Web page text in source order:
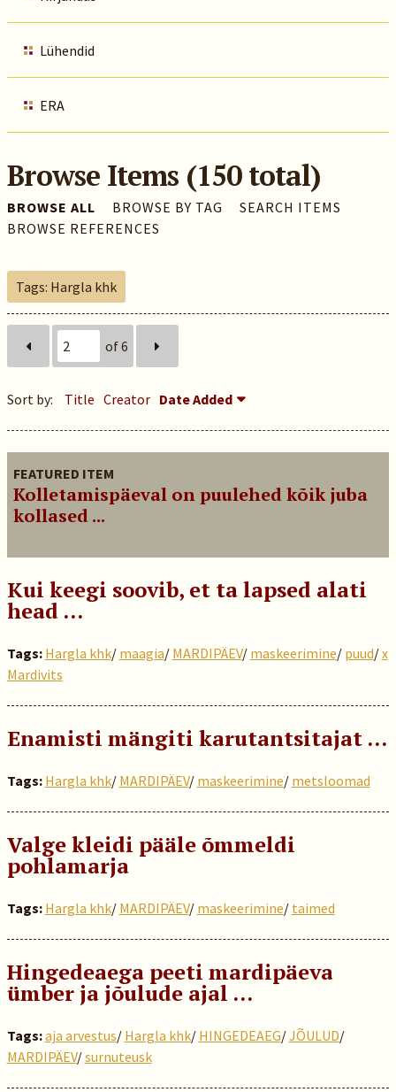
Lühendid
ERA
Browse Items (150 total)
BROWSE ALL BROWSE BY TAG
SEARCH ITEMS
BROWSE REFERENCES
Tags: Hargla khk
of 6
Sort by: Title Creator Date Added
FEATURED ITEM
Kolletamispäeval on puulehed kõik juba
kollased ...
Kui keegi soovib, et ta lapsed alati
head …
Tags: Hargla khk/ maagia/ MARDIPÄEV/ maskeerimine/ puud/x
Mardivits
Enamisti mängiti karutantsitajat …
Tags: Hargla khk/ MARDIPÄEV/ maskeerimine/ metsloomad
Valge kleidi pääle õmmeldi
pohlamarja
Tags: Hargla khk/ MARDIPÄEV/ maskeerimine/ taimed
Hingedeaega peeti mardipäeva
ümber ja jõulude ajal …
Tags:aja arvestus/ Hargla khk/ HINGEDEAEG/JÕULUD/
MARDIPÄEV/surnuteusk